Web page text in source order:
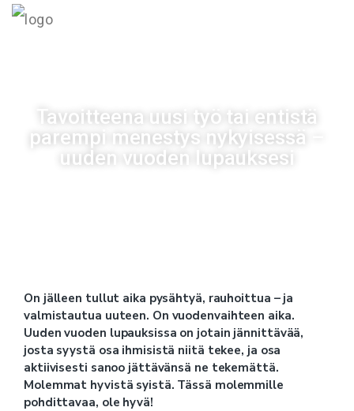
Tavoitteena uusi työ tai entistä
parempi menestys nykyisessä –
uuden vuoden lupauksesi
On jälleen tullut aika pysähtyä, rauhoittua – ja
valmistautua uuteen. On vuodenvaihteen aika.
Uuden vuoden lupauksissa on jotain jännittävää,
josta syystä osa ihmisistä niitä tekee, ja osa
aktiivisesti sanoo jättävänsä ne tekemättä.
Molemmat hyvistä syistä. Tässä molemmille
pohdittavaa, ole hyvä!